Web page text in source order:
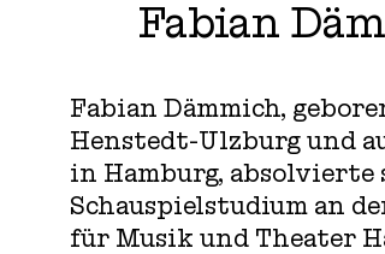
Fabian
Fabian Dämmich,
Henstedt-Ulzburg und
in Hamburg, absolvierte
Schauspielstudium an
für Musik und Theater